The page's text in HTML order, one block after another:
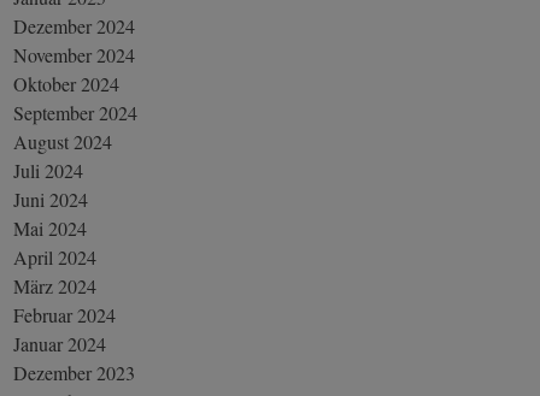
Dezember 2024
November 2024
Oktober 2024
September 2024
August 2024
Juli 2024
Juni 2024
Mai 2024
April 2024
März 2024
Februar 2024
Januar 2024
Dezember 2023